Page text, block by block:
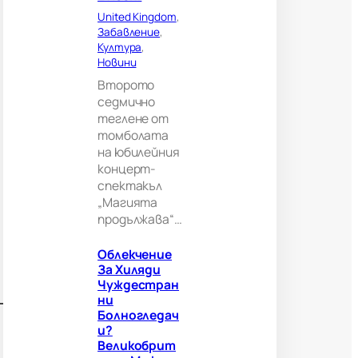
е
л
и
т
а
о
е
а
а
р
United Kingdom
Забавление
Култура
Новини
Второто
седмично
теглене от
томболата
на юбилейния
концерт-
спектакъл
„Магията
продължава“…
Облекчение
За Хиляди
Чуждестран
Ни
Болногледач
И?
Великобрит